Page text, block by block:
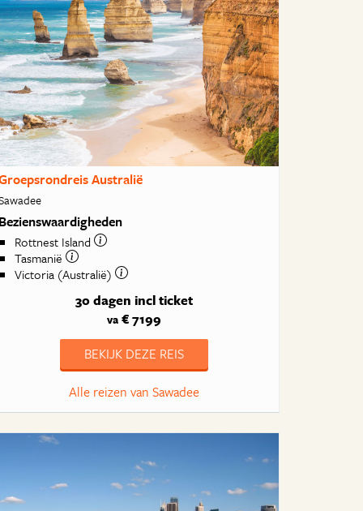
Australië
Rottnest Island
Tasmanië
Victoria (Australië)
30 dagen incl ticket
va € 7199
BEKIJK DEZE REIS
Alle reizen van Sawadee